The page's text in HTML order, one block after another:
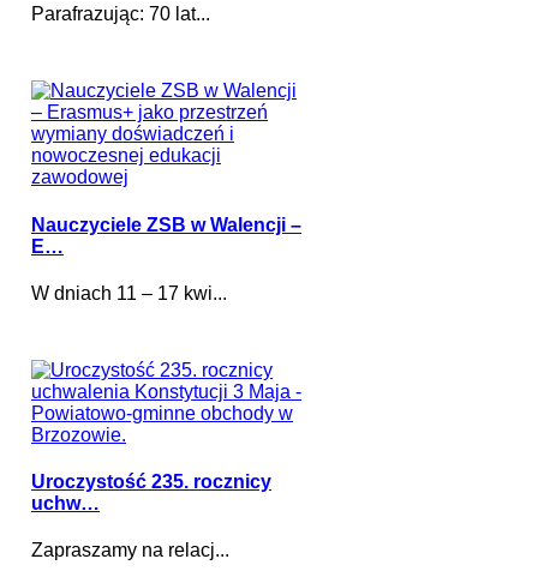
Parafrazując: 70 lat...
Nauczyciele ZSB w Walencji –
E…
W dniach 11 – 17 kwi...
Uroczystość 235. rocznicy
uchw…
Zapraszamy na relacj...